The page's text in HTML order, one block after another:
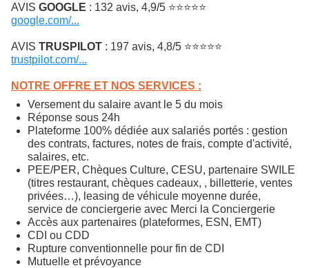
AVIS GOOGLE : 132 avis, 4,9/5 ⭐⭐⭐⭐⭐
google.com/...
AVIS TRUSPILOT : 197 avis, 4,8/5 ⭐⭐⭐⭐⭐
trustpilot.com/...
NOTRE OFFRE ET NOS SERVICES :
Versement du salaire avant le 5 du mois
Réponse sous 24h
Plateforme 100% dédiée aux salariés portés : gestion
des contrats, factures, notes de frais, compte d'activité,
salaires, etc.
PEE/PER, Chèques Culture, CESU, partenaire SWILE
(titres restaurant, chèques cadeaux, , billetterie, ventes
privées…), leasing de véhicule moyenne durée,
service de conciergerie avec Merci la Conciergerie
Accès aux partenaires (plateformes, ESN, EMT)
CDI ou CDD
Rupture conventionnelle pour fin de CDI
Mutuelle et prévoyance